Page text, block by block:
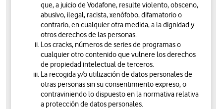
que, a juicio de Vodafone, resulte violento, obsceno,
abusivo, ilegal, racista, xenófobo, difamatorio o
contrario, en cualquier otra medida, a la dignidad y
otros derechos de las personas.
Los cracks, números de series de programas o
cualquier otro contenido que vulnere los derechos
de propiedad intelectual de terceros.
La recogida y/o utilización de datos personales de
otras personas sin su consentimiento expreso, o
contraviniendo lo dispuesto en la normativa relativa
a protección de datos personales.